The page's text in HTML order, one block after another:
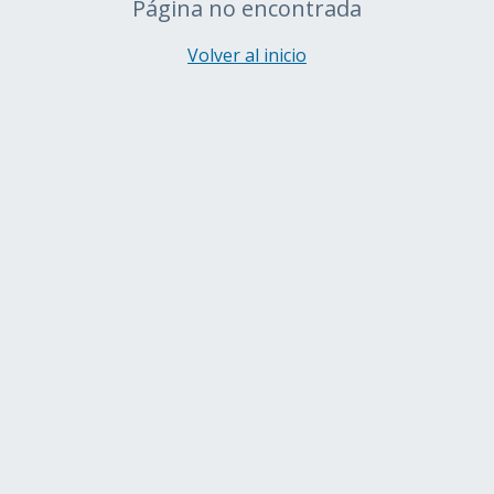
Página no encontrada
Volver al inicio